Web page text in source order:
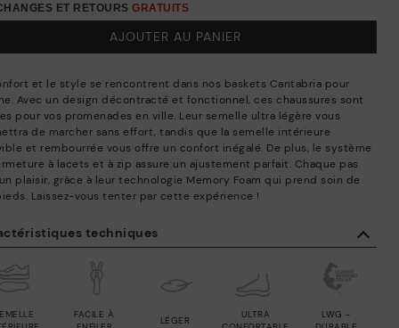
techniques
LÉGER
FACILE À
ULTRA
LWG -
ET RETOURSGRATUITS
AJOUTER AU PANIER
et le style se rencontrent dans nos baskets Cantabria pour
Avec un design décontracté et fonctionnel, ces chaussures sont
pour vos promenades en ville. Leur semelle ultra légère vous
de marcher sans effort, tandis que la semelle intérieure
et rembourrée vous offre un confort inégalé. De plus, le système
à lacets et à zip assure un ajustement parfait. Chaque pas
plaisir, grâce à leur technologie Memory Foam qui prend soin de
Laissez-vous tenter par cette expérience !